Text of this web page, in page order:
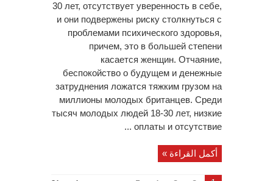
30 лет, отсутствует уверенность в себе,
и они подвержены риску столкнуться с
проблемами психического здоровья,
причем, это в большей степени
касается женщин. Отчаяние,
беспокойство о будущем и денежные
затруднения ложатся тяжким грузом на
миллионы молодых британцев. Среди
тысяч молодых людей 18-30 лет, низкие
оплаты и отсутствие ...
أكمل القراءة »